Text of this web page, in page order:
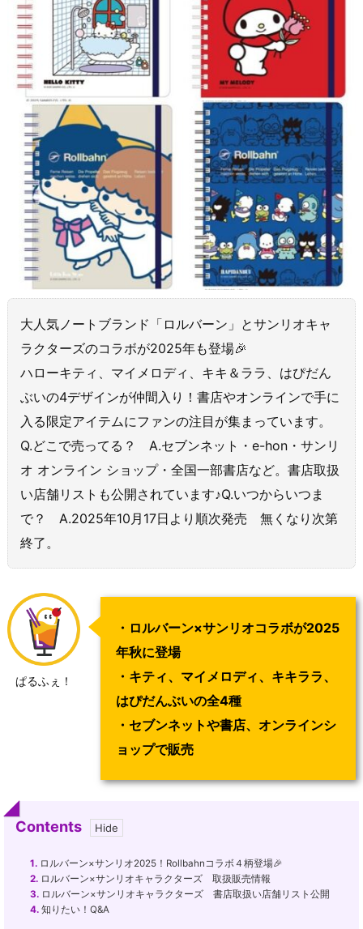
大人気ノートブランド「ロルバーン」とサンリオキャ
ラクターズのコラボが2025年も登場🎉
ハローキティ、マイメロディ、キキ＆ララ、はぴだん
ぶいの4デザインが仲間入り！書店やオンラインで手に
入る限定アイテムにファンの注目が集まっています。
Q.どこで売ってる？ A.セブンネット・e-hon・サンリ
オ オンライン ショップ・全国一部書店など。書店取扱
い店舗リストも公開されています♪Q.いつからいつま
で？ A.2025年10月17日より順次発売 無くなり次第
終了。
ぱるふぇ！
・ロルバーン×サンリオコラボが2025
年秋に登場
・キティ、マイメロディ、キキララ、
はぴだんぶいの全4種
・セブンネットや書店、オンラインシ
ョップで販売
Contents
1. ロルバーン×サンリオ2025！Rollbahnコラボ４柄登場🎉
2. ロルバーン×サンリオキャラクターズ 取扱販売情報
3. ロルバーン×サンリオキャラクターズ 書店取扱い店舗リスト公開
4. 知りたい！Q&A